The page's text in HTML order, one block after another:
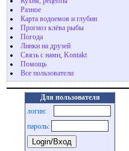
Разное
Карта водоемов и глубин
Прогноз клёва рыбы
Погода
Линки на друзей
Связь с нами, Kontakt
Помощь
Все пользователи
Для пользователя
логин:
пароль: